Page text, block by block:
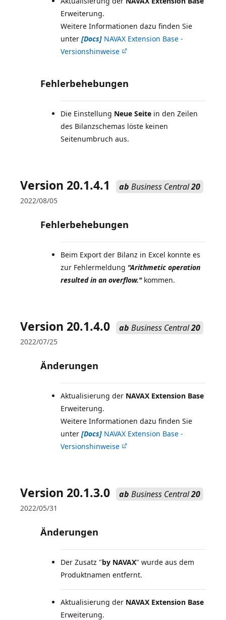
Erweiterung.
Weitere Informationen dazu finden Sie
unter [Docs] NAVAX Extension Base -
Versionshinweise
Fehlerbehebungen
Die Einstellung Neue Seite in den Zeilen
des Bilanzschemas löste keinen
Seitenumbruch aus.
Version 20.1.4.1 ab Business Central20
2022/08/05
Fehlerbehebungen
Beim Export der Bilanz in Excel konnte es
zur Fehlermeldung "Arithmetic operation
resulted in an overflow."kommen.
Version 20.1.4.0 ab Business Central20
2022/07/25
Änderungen
Aktualisierung der NAVAX Extension Base
Erweiterung.
Weitere Informationen dazu finden Sie
unter [Docs] NAVAX Extension Base -
Versionshinweise
Version 20.1.3.0 ab Business Central20
2022/05/31
Änderungen
Der Zusatz "by NAVAX" wurde aus dem
Produktnamen entfernt.
Aktualisierung der NAVAX Extension Base
Erweiterung.